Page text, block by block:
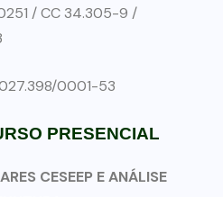
/ CC 34.305-9 /
0001-53
PRESENCIAL
CESEEP E ANÁLISE